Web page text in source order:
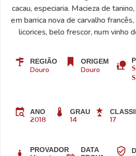
cacau, especiaria. Macieza de
em barrica nova de carvalho
licorices, belo frescor, num vinho
REGIÃO
Douro
ORIGEM
Douro
ANO
2018
GRAU
14 17
PROVADOR
DATA